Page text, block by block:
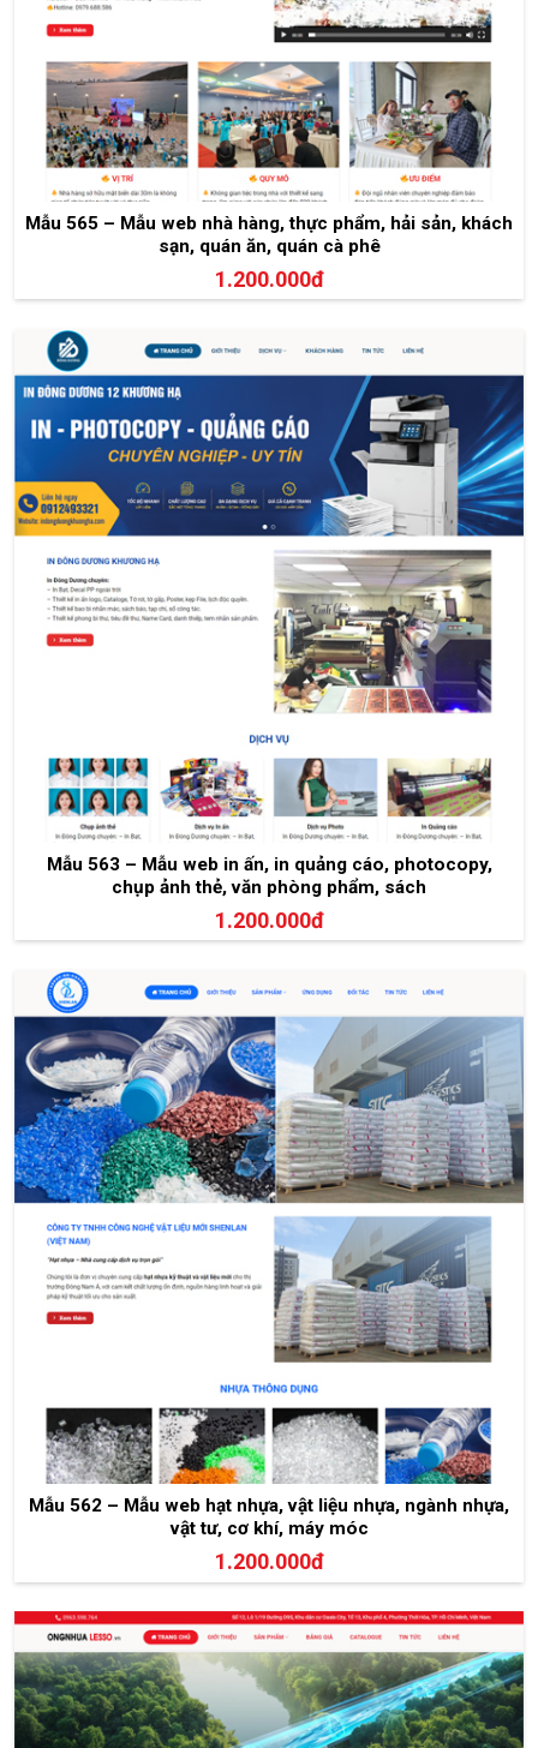
Mẫu 565 – Mẫu web nhà hàng, thực phẩm, hải sản, khách
sạn, quán ăn, quán cà phê
1.200.000đ
Mẫu 563 – Mẫu web in ấn, in quảng cáo, photocopy,
chụp ảnh thẻ, văn phòng phẩm, sách
1.200.000đ
Mẫu 562 – Mẫu web hạt nhựa, vật liệu nhựa, ngành nhựa,
vật tư, cơ khí, máy móc
1.200.000đ